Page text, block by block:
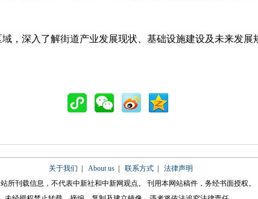
深入了解街道产业发展现状、基础设施建设及未来发展
关于我们 About us| 联系方式| 法律声明
所刊载信息，不代表中新社和中新网观点。 刊用本网站稿件，务经书面授权。